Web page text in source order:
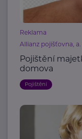
Reklama
Allianz pojišťovna,
Pojištění
domova
Pojištění